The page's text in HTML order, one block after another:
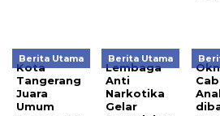
Berita Utama
Kota
Tangerang
Juara
Umum
Berita Utama
Lembaga
Anti
Narkotika
Gelar